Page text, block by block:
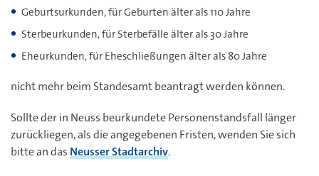
Geburtsurkunden, für Geburten älter als 110 Jahre
Sterbeurkunden, für Sterbefälle älter als 30 Jahre
Eheurkunden, für Eheschließungen älter als 80 Jahre
nicht mehr beim Standesamt beantragt werden können.
Sollte der in Neuss beurkundete Personenstandsfall länger
zurückliegen, als die angegebenen Fristen, wenden Sie sich
bitte an das Neusser Stadtarchiv.